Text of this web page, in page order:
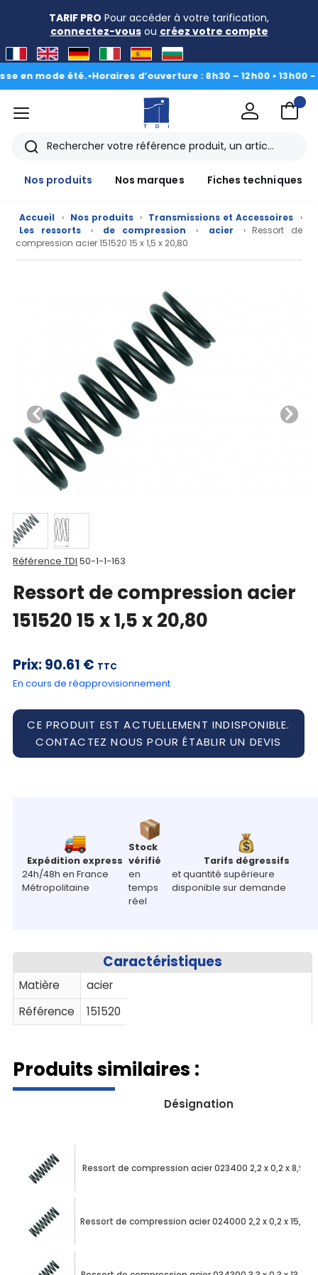
TARIF PRO Pour accéder à votre tarification,
connectez-vousou créez votre compte
mode été.• Horaires d’ouverture : 8h30 – 12h00 • 13h00 -
produits
CAD/3D
Nos
marques
Fiches
techniques
Catalogue
Documentations
Mon
compte
panier
Contact
menu
Rechercher
Nos produits
Nos marques Fiches techniques
Accueil › Nos produits › Transmissions et Accessoires
›
Les ressorts
› de compression › acier
› Ressort de
compression acier 151520 15 x 1,5 x 20,80
Référence TDI 50-1-1-163
Ressort de compression acier
151520 15 x 1,5 x 20,80
Prix:90.61 € TTC
En cours de réapprovisionnement
CE PRODUIT EST ACTUELLEMENT INDISPONIBLE.
CONTACTEZ NOUS POUR ÉTABLIR UN DEVIS
Expédition express
24h/48h en France
Métropolitaine
Stock
vérifié
en
temps
réel
Tarifs dégressifs
et quantité supérieure
disponible sur demande
Caractéristiques
Matière
acier
Référence
151520
Produits similaires :
Désignation
Ressort de compression acier 023400 2,2 x 0,2 x 8,90
Ressort de compression acier 024000 2,2 x 0,2 x 15,90